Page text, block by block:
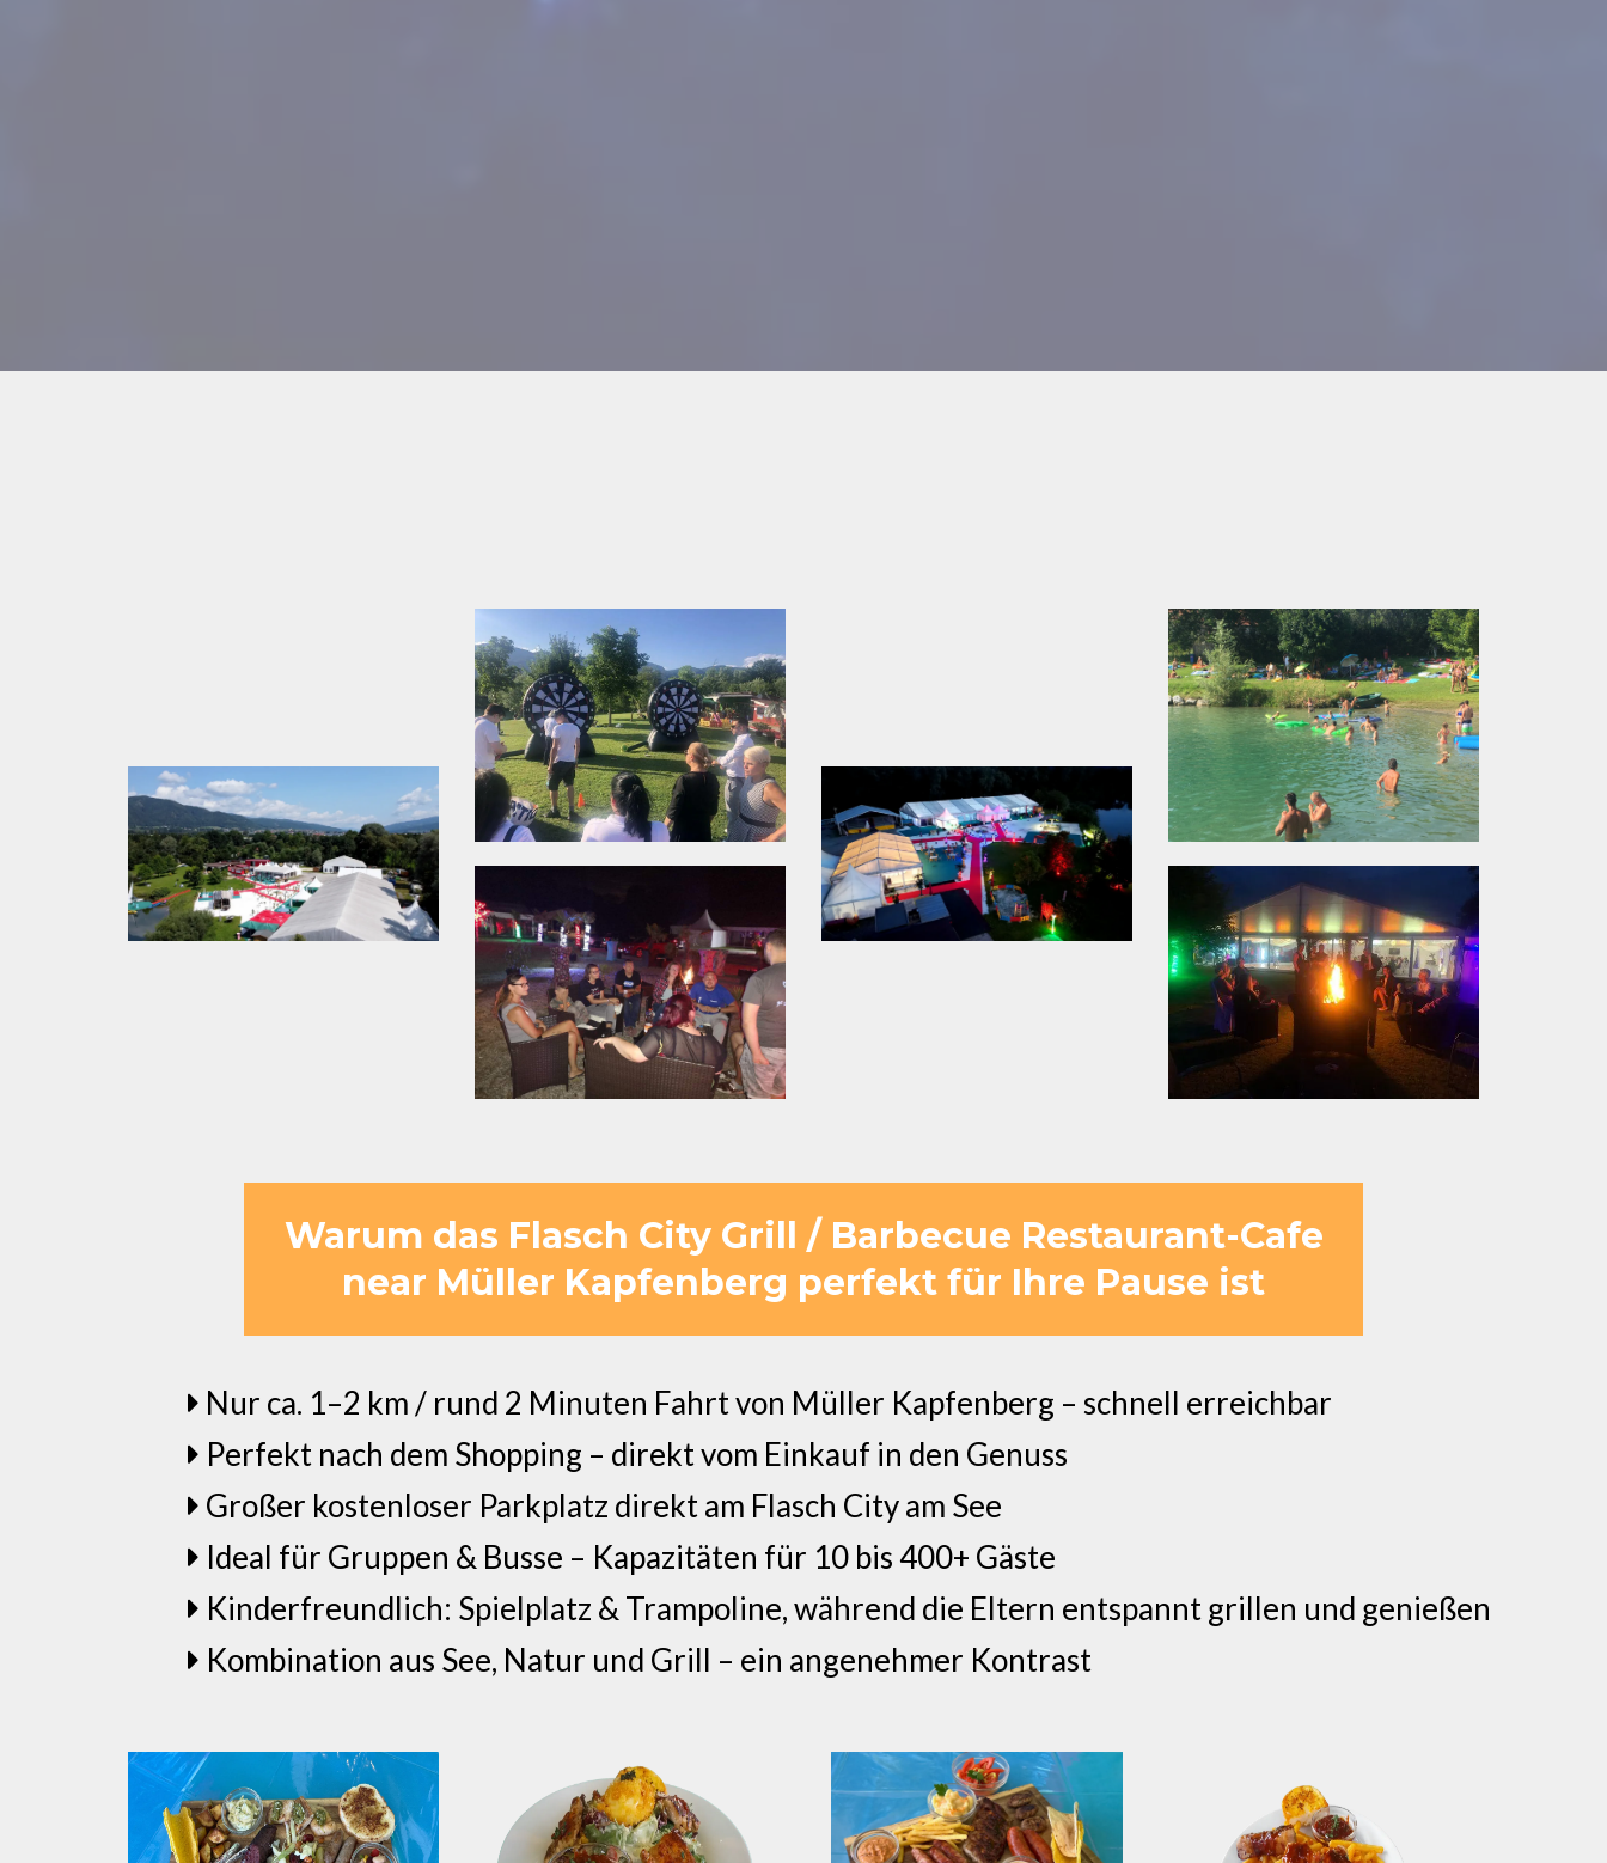
Warum das Flasch City Grill / Barbecue Restaurant-Cafe
near Müller Kapfenberg perfekt für Ihre Pause ist
Nur ca. 1–2 km / rund 2 Minuten Fahrt von Müller Kapfenberg – schnell erreichbar
Perfekt nach dem Shopping – direkt vom Einkauf in den Genuss
Großer kostenloser Parkplatz direkt am Flasch City am See
Ideal für Gruppen & Busse – Kapazitäten für 10 bis 400+ Gäste
Kinderfreundlich: Spielplatz & Trampoline, während die Eltern entspannt grillen und genießen
Kombination aus See, Natur und Grill – ein angenehmer Kontrast